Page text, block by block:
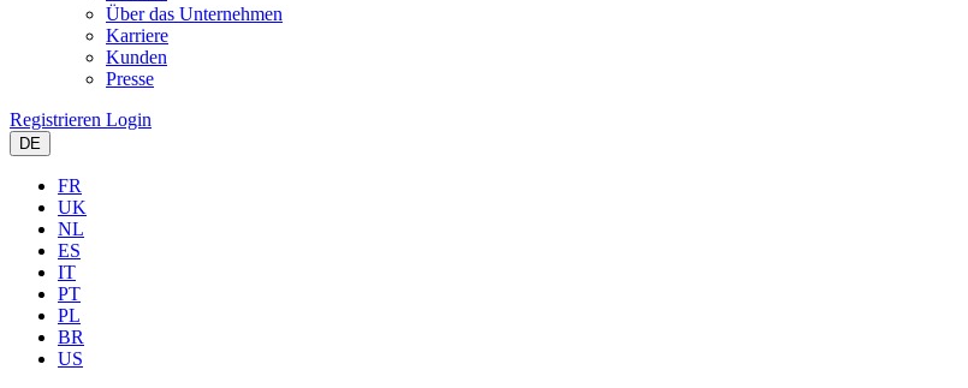
Über das Unternehmen
Karriere
Kunden
Presse
Registrieren Login
DE
FR
UK
NL
ES
IT
PT
PL
BR
US